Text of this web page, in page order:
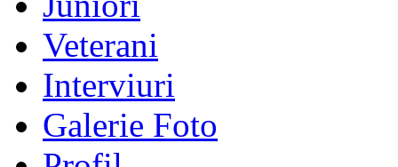
Veterani
Interviuri
Galerie Foto